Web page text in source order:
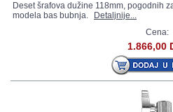
Deset šrafova dužine 118mm, pogodnih
modela bas bubnja.
Detaljnije...
Cena:
1.866,00